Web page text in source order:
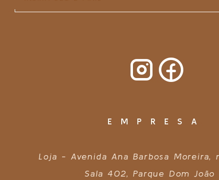
EMPRESA
Loja - Avenida Ana Barbosa Moreira,
Sala 402, Parque Dom João